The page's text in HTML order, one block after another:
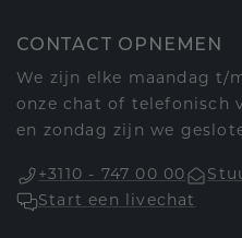
CONTACT OPNEMEN
We zijn elke maandag t/
onze chat of telefonisch
en zondag zijn we
+3110 - 747 00 00
Start een livechat